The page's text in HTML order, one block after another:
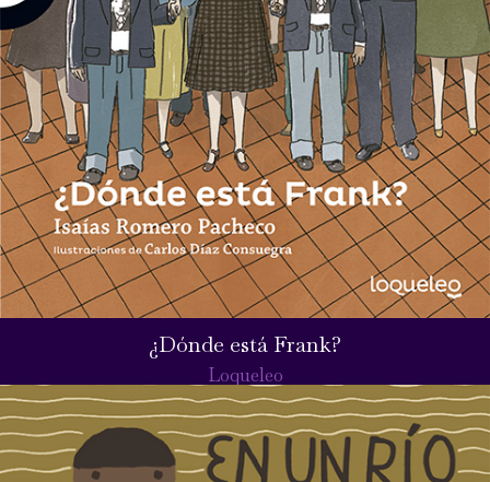
¿Dónde está Frank?
Loqueleo